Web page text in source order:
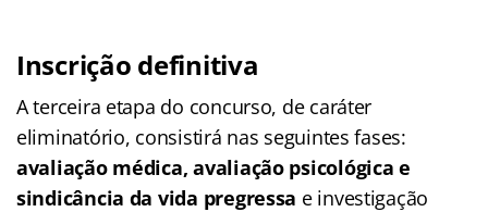
Inscrição definitiva
A terceira etapa do concurso, de caráter
eliminatório, consistirá nas seguintes fases:
avaliação médica, avaliação psicológica e
sindicância da vida pregressa e investigação